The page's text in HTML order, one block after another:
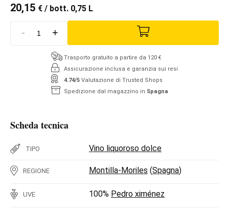
20,15 € / bott. 0,75 L
- +
Trasporto gratuito a partire da 120 €
Assicurazione inclusa e garanzia sui resi
4.74/5 Valutazione di Trusted Shops
Spedizione dal magazzino in Spagna
Scheda tecnica
TIPO Vino liquoroso dolce
REGIONE Montilla-Moriles (Spagna)
UVE 100% Pedro ximénez